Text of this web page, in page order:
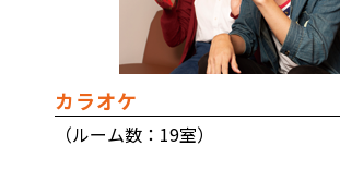
カラオケ
（ルーム数：19室）